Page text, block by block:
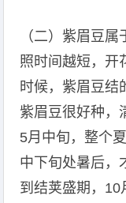
（二）紫眉豆
照时间越短，开
时候，紫眉豆结
紫眉豆很好种，
5月中旬，整个
中下旬处暑后，
到结荚盛期，10